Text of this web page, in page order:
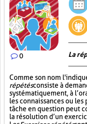
0 La
Comme son nom
répétésconsiste à
systématiquement, à
les connaissances ou
tâche en question peut
la résolution d’un